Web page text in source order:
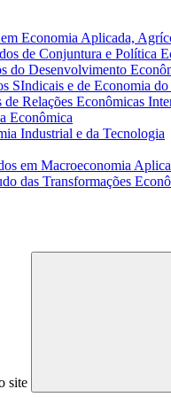
Economia Aplicada,
de Conjuntura e Política
do Desenvolvimento
SIndicais e de Economia
Relações Econômicas
Econômica
Industrial e da Tecnologia
em Macroeconomia
das Transformações
site